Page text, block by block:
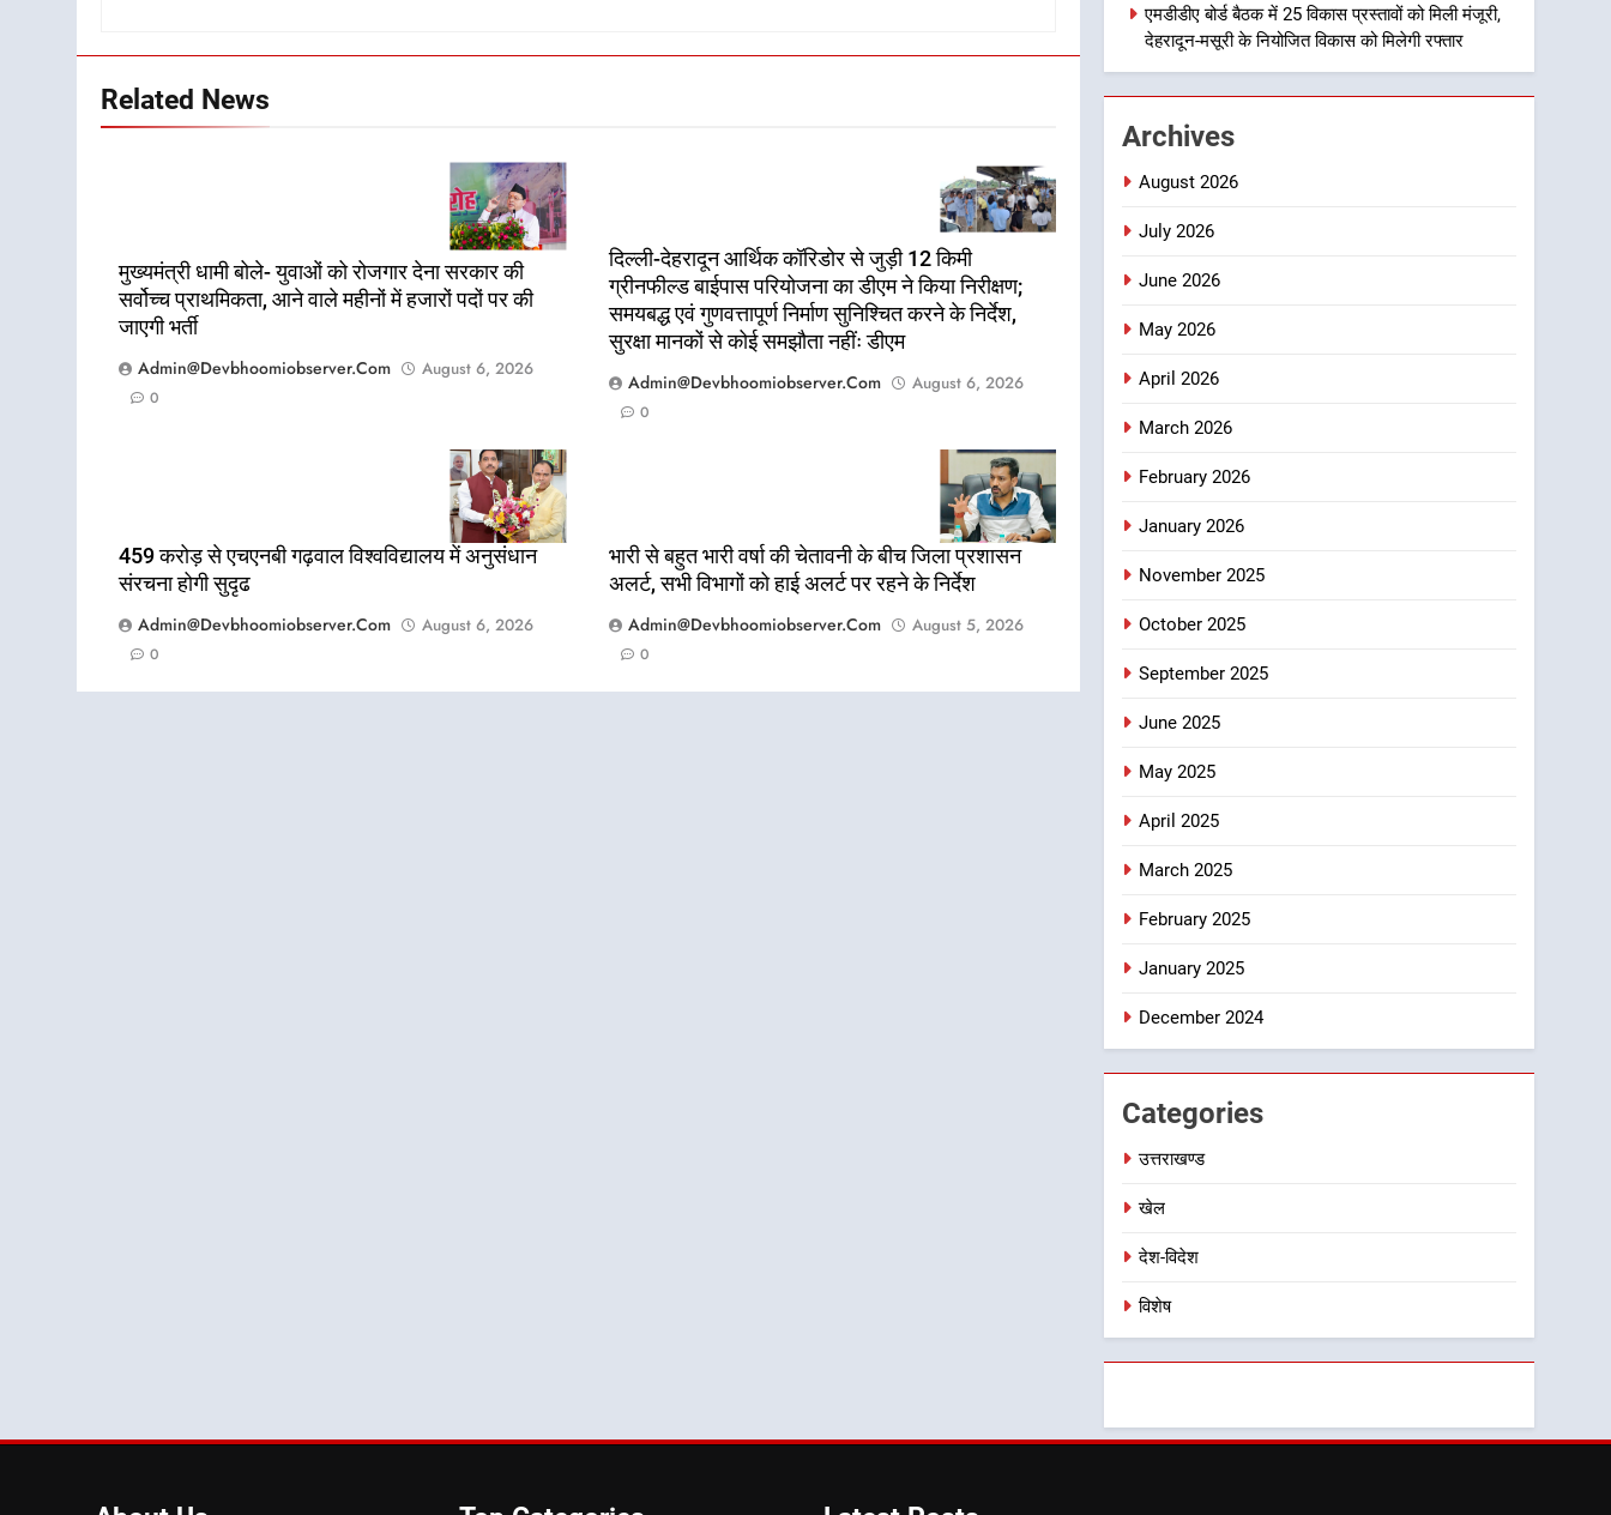
Related News
मुख्यमंत्री धामी बोले- युवाओं को रोजगार देना सरकार की
सर्वोच्च प्राथमिकता, आने वाले महीनों में हजारों पदों पर की
जाएगी भर्ती
Admin@devbhoomiobserver.com
August 6, 2026
0
दिल्ली-देहरादून आर्थिक कॉरिडोर से जुड़ी 12 किमी
ग्रीनफील्ड बाईपास परियोजना का डीएम ने किया निरीक्षण;
समयबद्ध एवं गुणवत्तापूर्ण निर्माण सुनिश्चित करने के निर्देश,
सुरक्षा मानकों से कोई समझौता नहींः डीएम
Admin@devbhoomiobserver.com
August 6, 2026
0
459 करोड़ से एचएनबी गढ़वाल विश्वविद्यालय में अनुसंधान
संरचना होगी सुदृढ
Admin@devbhoomiobserver.com
August 6, 2026
0
भारी से बहुत भारी वर्षा की चेतावनी के बीच जिला प्रशासन
अलर्ट, सभी विभागों को हाई अलर्ट पर रहने के निर्देश
Admin@devbhoomiobserver.com
August 5, 2026
0
बाईपास परियोजना का डीएम ने
किया निरीक्षण; समयबद्ध एवं
गुणवत्तापूर्ण निर्माण सुनिश्चित करने
के निर्देश, सुरक्षा मानकों से कोई
उत्तराखण्ड
3
459 करोड़ से एचएनबी गढ़वाल
5
6
7
एमडीडीए बोर्ड बैठक में 25 विकास प्रस्तावों को मिली मंजूरी,
देहरादून-मसूरी के नियोजित विकास को मिलेगी रफ्तार
Archives
August 2026
July 2026
June 2026
May 2026
April 2026
March 2026
February 2026
January 2026
November 2025
October 2025
September 2025
June 2025
May 2025
April 2025
March 2025
February 2025
January 2025
December 2024
Categories
उत्तराखण्ड
खेल
देश-विदेश
विशेष